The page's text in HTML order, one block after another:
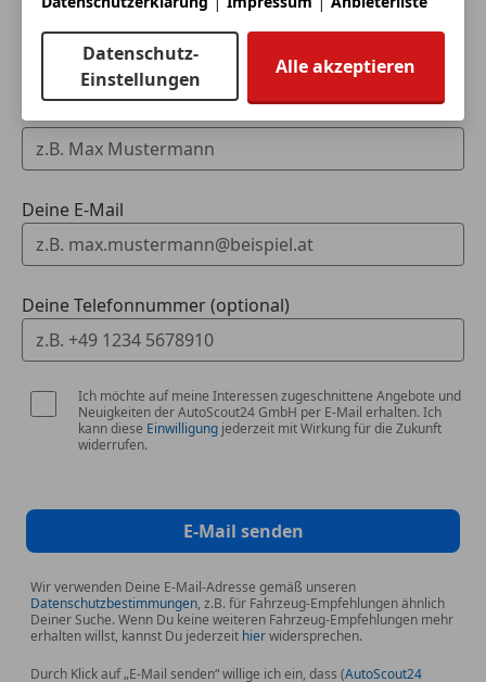
Fahrzeugdaten hinzufügen
Dein Name
Deine E-Mail
Deine Telefonnummer (optional)
Ich möchte auf meine Interessen zugeschnittene Angebote und
Neuigkeiten der AutoScout24 GmbH per E-Mail erhalten. Ich
kann diese Einwilligung jederzeit mit Wirkung für die Zukunft
widerrufen.
E-Mail senden
Wir verwenden Deine E-Mail-Adresse gemäß unseren
Datenschutzbestimmungen, z.B. für Fahrzeug-Empfehlungen ähnlich
Deiner Suche. Wenn Du keine weiteren Fahrzeug-Empfehlungen mehr
erhalten willst, kannst Du jederzeit hierwidersprechen.
Durch Klick auf „E-Mail senden“ willige ich ein, dass (AutoScout24
Datenschutz-
Einstellungen
Alle akzeptieren